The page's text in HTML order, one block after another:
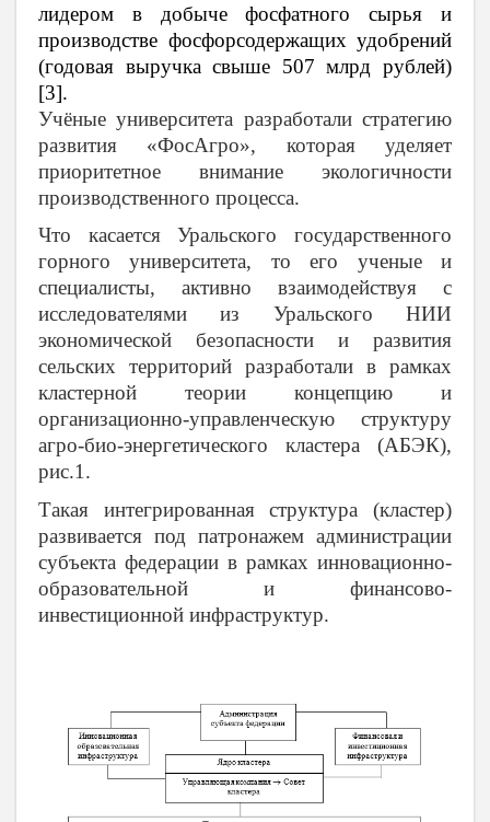
лидером в добыче фосфатного сырья и
производстве фосфорсодержащих удобрений
(годовая выручка свыше 507 млрд рублей)
[3].
Учёные университета разработали стратегию
развития «ФосАгро», которая уделяет
приоритетное внимание экологичности
производственного процесса.
Что касается Уральского государственного
горного университета, то его ученые и
специалисты, активно взаимодействуя с
исследователями из Уральского НИИ
экономической безопасности и развития
сельских территорий разработали в рамках
кластерной теории концепцию и
организационно-управленческую структуру
агро-био-энергетического кластера (АБЭК),
рис.1.
Такая интегрированная структура (кластер)
развивается под патронажем администрации
субъекта федерации в рамках инновационно-
образовательной и финансово-
инвестиционной инфраструктур.